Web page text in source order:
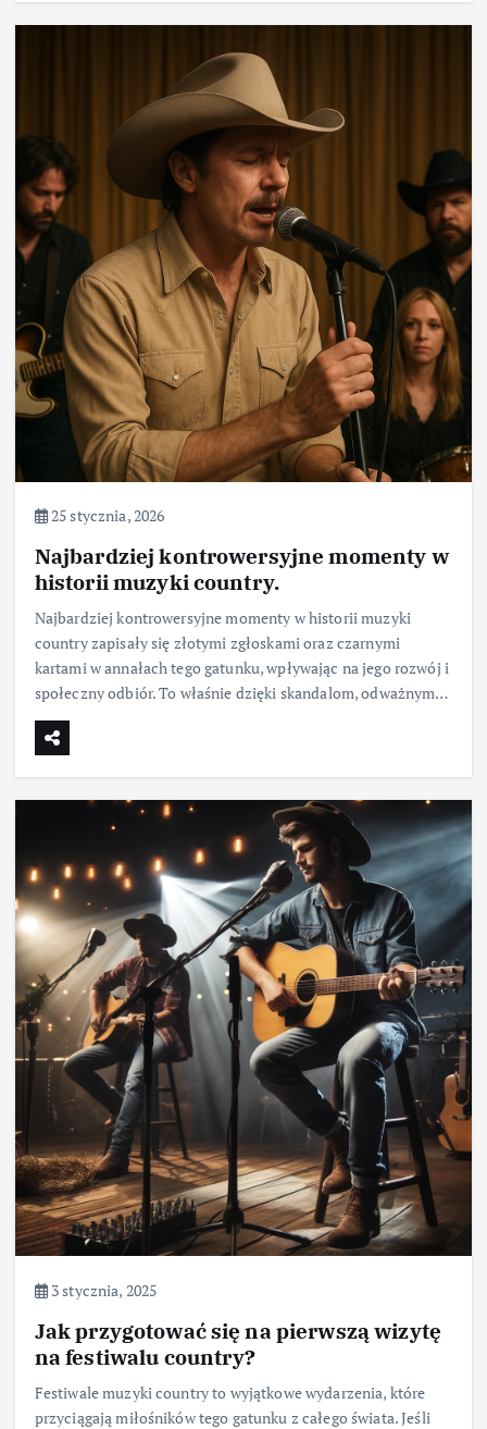
25 stycznia, 2026
Najbardziej kontrowersyjne momenty w
historii muzyki country.
Najbardziej kontrowersyjne momenty w historii muzyki
country zapisały się złotymi zgłoskami oraz czarnymi
kartami w annałach tego gatunku, wpływając na jego rozwój i
społeczny odbiór. To właśnie dzięki skandalom, odważnym…
3 stycznia, 2025
Jak przygotować się na pierwszą wizytę
na festiwalu country?
Festiwale muzyki country to wyjątkowe wydarzenia, które
przyciągają miłośników tego gatunku z całego świata. Jeśli